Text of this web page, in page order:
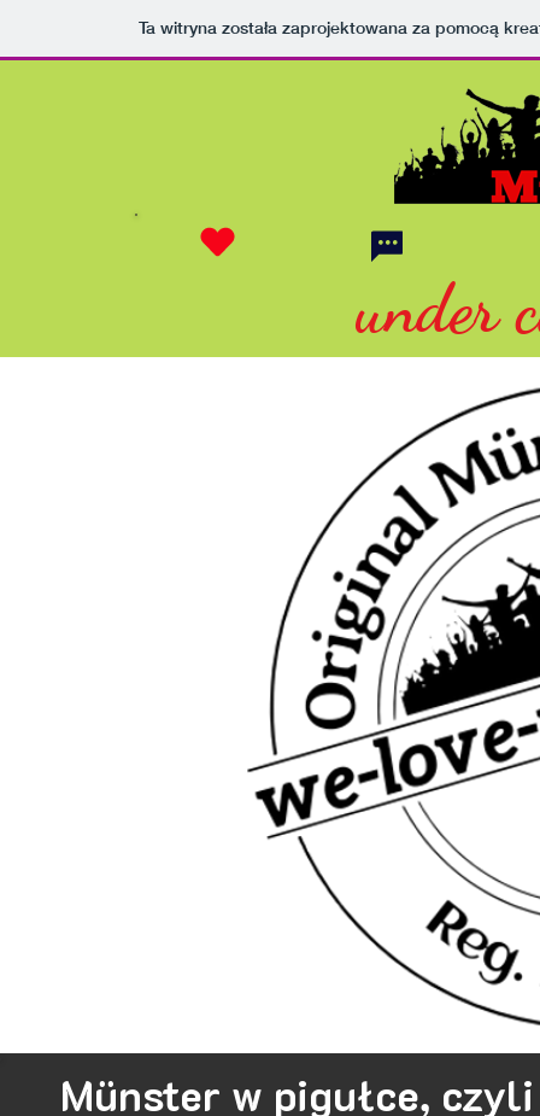
Ta witryna została zaprojektowana za pomocą
under
Münster w pigułce,